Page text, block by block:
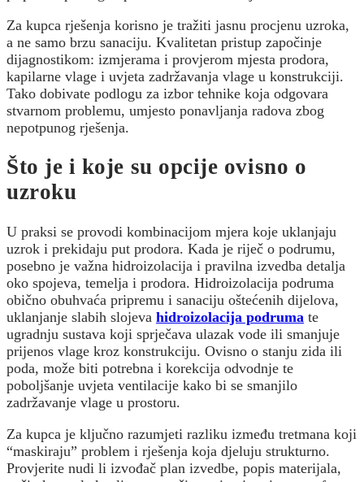
Za kupca rješenja korisno je tražiti jasnu procjenu uzroka,
a ne samo brzu sanaciju. Kvalitetan pristup započinje
dijagnostikom: izmjerama i provjerom mjesta prodora,
kapilarne vlage i uvjeta zadržavanja vlage u konstrukciji.
Tako dobivate podlogu za izbor tehnike koja odgovara
stvarnom problemu, umjesto ponavljanja radova zbog
nepotpunog rješenja.
Što je i koje su opcije ovisno o
uzroku
U praksi se provodi kombinacijom mjera koje uklanjaju
uzrok i prekidaju put prodora. Kada je riječ o podrumu,
posebno je važna hidroizolacija i pravilna izvedba detalja
oko spojeva, temelja i prodora. Hidroizolacija podruma
obično obuhvaća pripremu i sanaciju oštećenih dijelova,
uklanjanje slabih slojeva hidroizolacija podruma te
ugradnju sustava koji sprječava ulazak vode ili smanjuje
prijenos vlage kroz konstrukciju. Ovisno o stanju zida ili
poda, može biti potrebna i korekcija odvodnje te
poboljšanje uvjeta ventilacije kako bi se smanjilo
zadržavanje vlage u prostoru.
Za kupca je ključno razumjeti razliku između tretmana koji
“maskiraju” problem i rješenja koja djeluju strukturno.
Provjerite nudi li izvođač plan izvedbe, popis materijala,